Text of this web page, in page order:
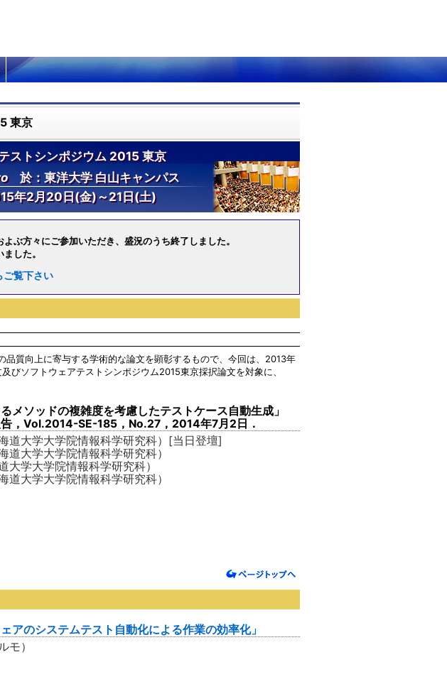
東京
ストシンポジウム 2015 東京
於：東洋大学 白山キャンパス
年2月20日(金)～21日(土)
ぶ方々にご参加いただき、盛況のうち終了しました。
した。
ご覧下さい
品質向上に寄与する学術的な論文を顕彰するもので、今回は、2013年
びソフトウェアテストシンポジウム2015東京採択論文を対象に、
メソッドの複雑度を考慮したテストケース自動生成」
，Vol.2014-SE-185，No.27，2014年7月2日．
道大学大学院情報科学研究科）[当日登壇]
大学大学院情報科学研究科）
学大学院情報科学研究科）
大学大学院情報科学研究科）
アのシステムテスト自動化による作業の効率化」
）